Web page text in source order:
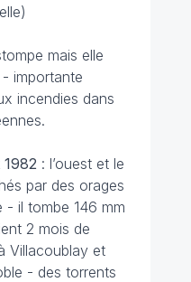
mais elle
importante
incendies dans
1982 : l’ouest et le
par des orages
- il tombe 146 mm
2 mois de
Villacoublay et
- des torrents